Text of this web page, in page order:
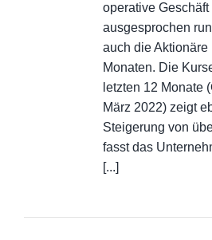
operative
ausgesprochen
auch die Aktionäre
Monaten. Die
letzten 12 Monate
März 2022) zeigt
Steigerung von
fasst das
[...]